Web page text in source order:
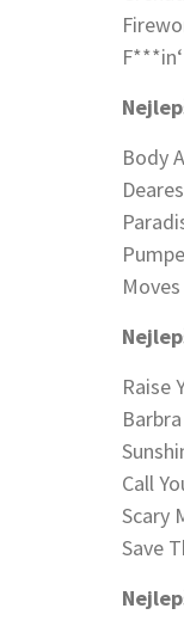
Body
Raise
Call
Scary
Save